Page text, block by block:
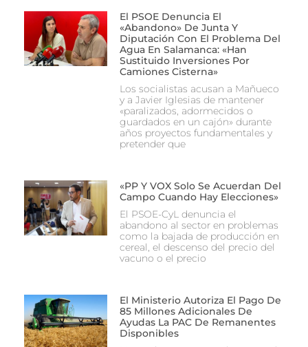
El PSOE Denuncia El
«abandono» De Junta Y
Diputación Con El Problema Del
Agua En Salamanca: «Han
Sustituido Inversiones Por
Camiones Cisterna»
Los socialistas acusan a Mañueco
y a Javier Iglesias de mantener
«paralizados, adormecidos o
guardados en un cajón» durante
años proyectos fundamentales y
pretender que
«PP Y VOX Solo Se Acuerdan Del
Campo Cuando Hay Elecciones»
El PSOE-CyL denuncia el
abandono al sector en problemas
como la bajada de producción en
cereal, el descenso del precio del
vacuno o el precio
El Ministerio Autoriza El Pago De
85 Millones Adicionales De
Ayudas La PAC De Remanentes
Disponibles